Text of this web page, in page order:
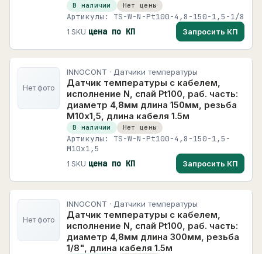
В наличии Нет цены
Артикулы: TS-W-N-Pt100-4,8-150-1,5-1/8
1 SKU цена по КП Запросить КП
Нет фото
INNOCONT · Датчики температуры
Датчик температуры с кабелем,
исполнение N, спай Pt100, раб. часть:
диаметр 4,8мм длина 150мм, резьба
М10х1,5, длина кабеля 1.5м
В наличии Нет цены
Артикулы: TS-W-N-Pt100-4,8-150-1,5-
M10x1,5
1 SKU цена по КП Запросить КП
Нет фото
INNOCONT · Датчики температуры
Датчик температуры с кабелем,
исполнение N, спай Pt100, раб. часть:
диаметр 4,8мм длина 300мм, резьба
1/8", длина кабеля 1.5м